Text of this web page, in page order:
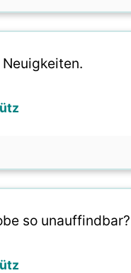
so unauffindbar?